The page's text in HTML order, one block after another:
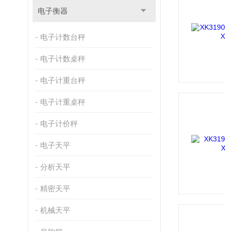
电子衡器
电子计数台秤
电子计数桌秤
电子计重台秤
电子计重桌秤
电子计价秤
电子天平
分析天平
精密天平
机械天平